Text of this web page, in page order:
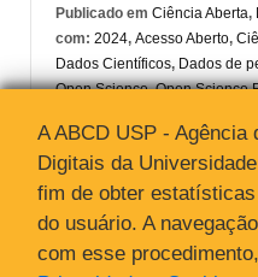
Publicado em Ciência Aberta,
com: 2024, Acesso Aberto,
Dados Científicos, Dados de
Open Science,Open Science
A ABCD USP -
Digitais da
fim de obter
do usuário. A
com esse